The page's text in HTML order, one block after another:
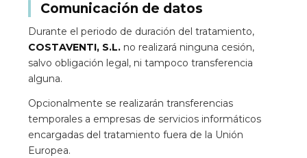
Comunicación de datos
Durante el periodo de duración del tratamiento,
COSTAVENTI, S.L. no realizará ninguna cesión,
salvo obligación legal, ni tampoco transferencia
alguna.
Opcionalmente se realizarán transferencias
temporales a empresas de servicios informáticos
encargadas del tratamiento fuera de la Unión
Europea.